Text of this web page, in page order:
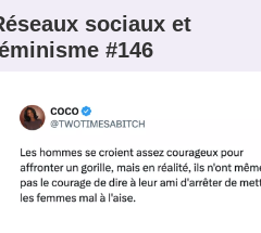
sociaux et
#146
PSEUDO
?
Ma propre
sélection